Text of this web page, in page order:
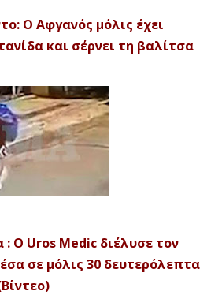
Ο Αφγανός μόλις έχει
και σέρνει τη βαλίτσα
: Ο Uros Medic διέλυσε τον
σε μόλις 30 δευτερόλεπτα